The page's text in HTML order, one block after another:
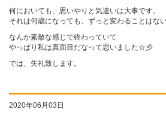
何においても、思いやりと気遣いは大事です。
それは何歳になっても、ずっと変わることはな
なんか素敵な感じで終わっていて
やっぱり私は真面目だなって思いました☆彡
では、失礼致します。
2020年06月03日